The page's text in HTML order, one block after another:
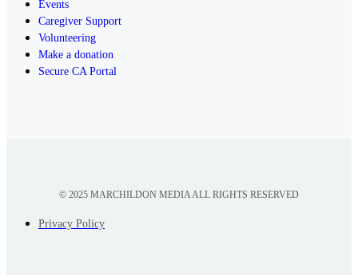
Events
Caregiver Support
Volunteering
Make a donation
Secure CA Portal
© 2025 MARCHILDON MEDIA ALL RIGHTS RESERVED
Privacy Policy